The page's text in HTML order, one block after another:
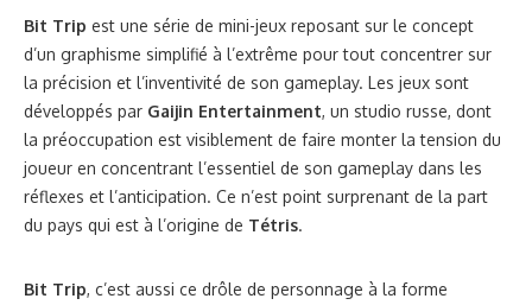
Bit Trip est une série de mini-jeux reposant sur le concept
d’un graphisme simplifié à l’extrême pour tout concentrer sur
la précision et l’inventivité de son gameplay. Les jeux sont
développés par Gaijin Entertainment, un studio russe, dont
la préoccupation est visiblement de faire monter la tension du
joueur en concentrant l’essentiel de son gameplay dans les
réflexes et l’anticipation. Ce n’est point surprenant de la part
du pays qui est à l’origine de Tétris.
Bit Trip, c’est aussi ce drôle de personnage à la forme